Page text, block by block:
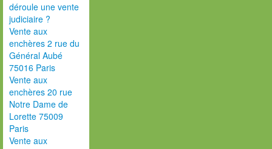
déroule une vente
judiciaire ?
Vente aux
enchères 2 rue du
Général Aubé
75016 Paris
Vente aux
enchères 20 rue
Notre Dame de
Lorette 75009
Paris
Vente aux